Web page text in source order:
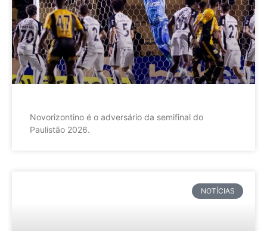
Novorizontino é o adversário da semifinal do
Paulistão 2026.
NOTÍCIAS